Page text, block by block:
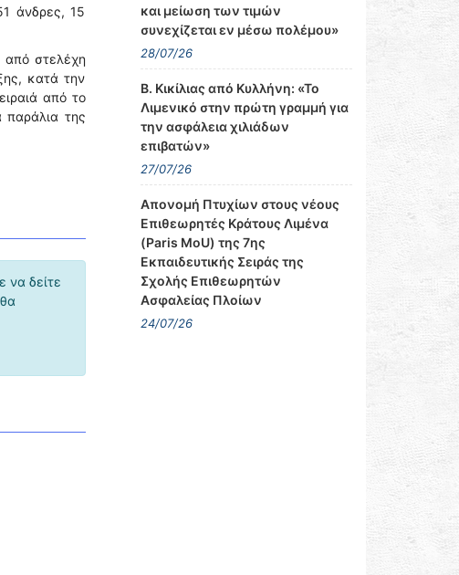
άνδρες, 15
από στελέχη
κατά την
από το
της
να δείτε
και μείωση των τιμών
συνεχίζεται εν μέσω πολέμου»
28/07/26
Β. Κικίλιας από Κυλλήνη: «Το
Λιμενικό στην πρώτη γραμμή για
την ασφάλεια χιλιάδων
επιβατών»
27/07/26
Απονομή Πτυχίων στους νέους
Επιθεωρητές Κράτους Λιμένα
(Paris MoU) της 7ης
Εκπαιδευτικής Σειράς της
Σχολής Επιθεωρητών
Ασφαλείας Πλοίων
24/07/26